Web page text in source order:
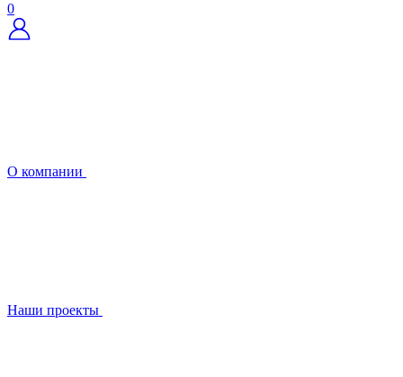
0
О компании
Наши проекты